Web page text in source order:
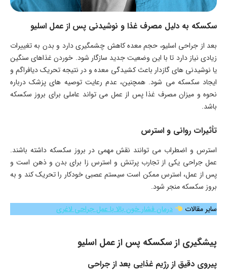
سکسکه به دلیل مصرف غذا و نوشیدنی پس از عمل اسلیو
بعد از جراحی اسلیو، حجم معده کاهش چشمگیری دارد و بدن به تغییرات
زیادی نیاز دارد تا با این وضعیت جدید سازگار شود. خوردن غذاهای سنگین
یا نوشیدنی های گازدار باعث کشیدگی معده و در نتیجه تحریک دیافراگم و
ایجاد سکسکه می شود. همچنین، عدم رعایت توصیه های پزشک درباره
نحوه و میزان مصرف غذا پس از عمل می تواند عاملی برای بروز سکسکه
باشد.
تأثیرات روانی و استرس
استرس و اضطراب می توانند نقش مهمی در بروز سکسکه داشته باشند.
عمل جراحی یکی از تجارب پرتنش و استرس زا برای بدن و ذهن است و
پس از عمل، استرس ممکن است سیستم عصبی خودکار را تحریک کند و به
بروز سکسکه منجر شود.
سایر مقالات
درمان فشار خون بالا با عمل جراحی لاغری
پیشگیری از سکسکه پس از عمل اسلیو
پیروی دقیق از رژیم غذایی بعد از جراحی